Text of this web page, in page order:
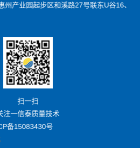
州产业园起步区和溪路27号联东U谷16、
扫一扫
注一信泰质量技术
备15083430号